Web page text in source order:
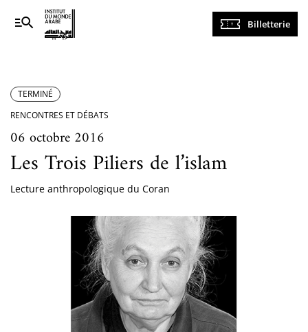
Navigation
principale
Billetterie
TERMINÉ
RENCONTRES ET DÉBATS
06 octobre 2016
Les Trois Piliers de l’islam
Lecture anthropologique du Coran